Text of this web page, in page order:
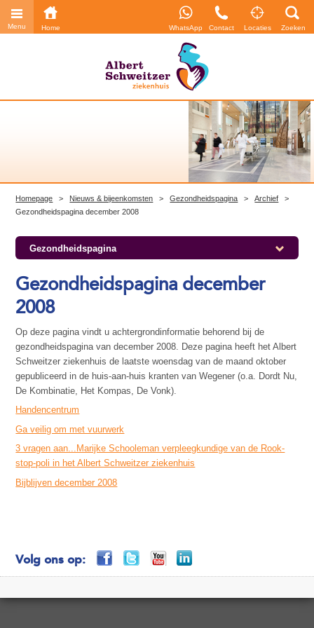
Menu Home WhatsApp Contact Locaties Zoeken
Homepage > Nieuws & bijeenkomsten > Gezondheidspagina > Archief
>
Gezondheidspagina december 2008
Gezondheidspagina
Gezondheidspagina december
2008
Op deze pagina vindt u achtergrondinformatie behorend bij de
gezondheidspagina van december 2008. Deze pagina heeft het Albert
Schweitzer ziekenhuis de laatste woensdag van de maand oktober
gepubliceerd in de huis-aan-huis kranten van Wegener (o.a. Dordt Nu,
De Kombinatie, Het Kompas, De Vonk).
Handencentrum
Ga veilig om met vuurwerk
3 vragen aan...Marijke Schooleman verpleegkundige van de Rook-
stop-poli in het Albert Schweitzer ziekenhuis
Bijblijven december 2008
Volg ons op: